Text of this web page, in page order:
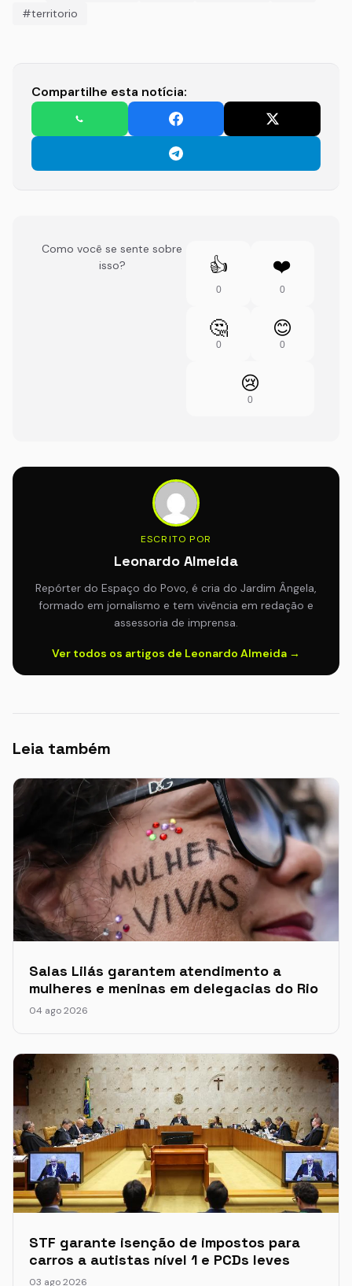
#territorio
Compartilhe esta notícia:
Como você se sente sobre
isso?
👍
0
❤️
0
🤔
0
😊
0
😢
0
ESCRITO POR
Leonardo Almeida
Repórter do Espaço do Povo, é cria do Jardim Ângela,
formado em jornalismo e tem vivência em redação e
assessoria de imprensa.
Ver todos os artigos de Leonardo Almeida →
Leia também
Salas Lilás garantem atendimento a
mulheres e meninas em delegacias do Rio
04 ago 2026
STF garante isenção de impostos para
carros a autistas nível 1 e PCDs leves
03 ago 2026